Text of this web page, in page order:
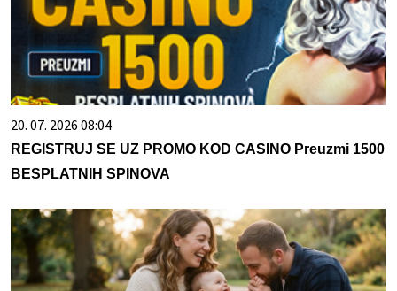
20. 07. 2026 08:04
REGISTRUJ SE UZ PROMO KOD CASINO Preuzmi 1500
BESPLATNIH SPINOVA